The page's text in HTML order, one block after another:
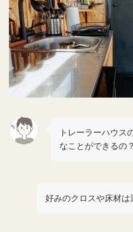
トレーラーハウス
なことができるの？
好みのクロスや床材は